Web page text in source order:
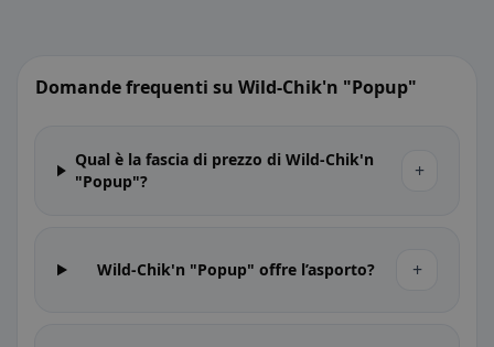
Domande frequenti su Wild-Chik'n "Popup"
Qual è la fascia di prezzo di Wild-Chik'n
"Popup"?
+
Wild-Chik'n "Popup" offre l’asporto? +